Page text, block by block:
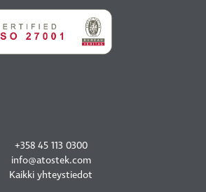
+358 45 113 0300
info@atostek.com
Kaikki yhteystiedot